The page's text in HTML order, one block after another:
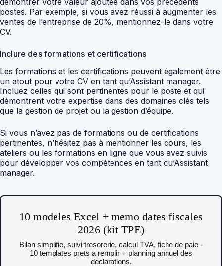
postes. Par exemple, si vous avez réussi à augmenter les
ventes de l’entreprise de 20%, mentionnez-le dans votre
CV.
Inclure des formations et certifications
Les formations et les certifications peuvent également être
un atout pour votre CV en tant qu’Assistant manager.
Incluez celles qui sont pertinentes pour le poste et qui
démontrent votre expertise dans des domaines clés tels
que la gestion de projet ou la gestion d’équipe.
Si vous n’avez pas de formations ou de certifications
pertinentes, n’hésitez pas à mentionner les cours, les
ateliers ou les formations en ligne que vous avez suivis
pour développer vos compétences en tant qu’Assistant
manager.
10 modeles Excel + memo dates fiscales
2026 (kit TPE)
Bilan simplifie, suivi tresorerie, calcul TVA, fiche de paie -
10 templates prets a remplir + planning annuel des
declarations.